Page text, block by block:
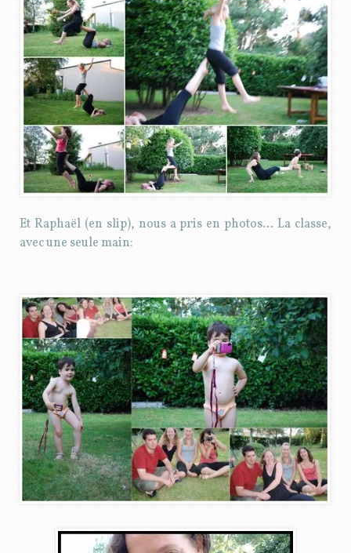
Et Raphaël (en slip), nous a pris en photos… La classe,
avec une seule main: